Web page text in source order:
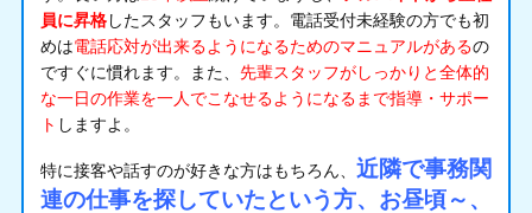
員に昇格したスタッフもいます。電話受付未経験の方でも初
めは電話応対が出来るようになるためのマニュアルがあるの
ですぐに慣れます。また、 先輩スタッフがしっかりと全体的
な一日の作業を一人でこなせるようになるまで指導・サポー
ト しますよ。
特に接客や話すのが好きな方はもちろん、 近隣で事務関
連の仕事を探していたという方、お昼頃～、